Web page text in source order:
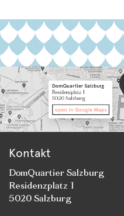
Kontakt
DomQuartier Salzburg
Residenzplatz 1
5020 Salzburg